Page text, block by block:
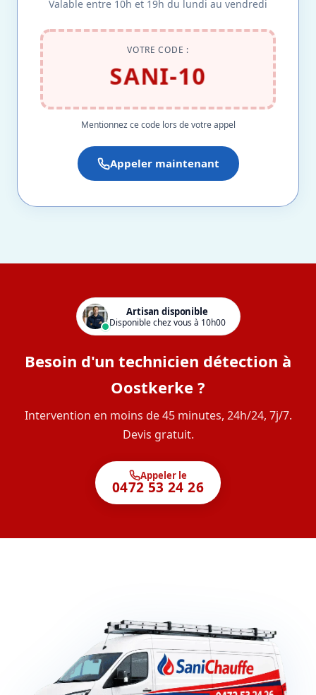
Valable entre 10h et 19h du lundi au vendredi
VOTRE CODE :
SANI-10
Mentionnez ce code lors de votre appel
Appeler maintenant
Artisan disponible
Disponible chez vous à 10h00
Besoin d'un technicien détection à
Oostkerke ?
Intervention en moins de 45 minutes, 24h/24, 7j/7.
Devis gratuit.
Appeler le
0472 53 24 26